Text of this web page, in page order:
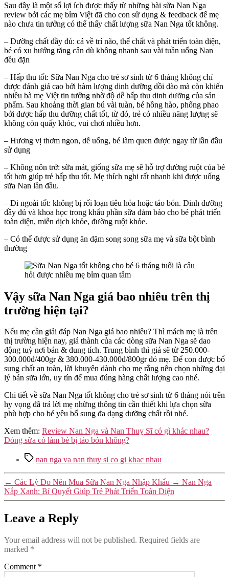
Sau đây là một số lợi ích được thấy từ những bài sữa Nan Nga
review bởi các mẹ bỉm Việt đã cho con sử dụng & feedback để mẹ
nào chưa tin tưởng có thể thấy chất lượng sữa Nan Nga tốt không.
– Dưỡng chất đầy đủ: cả về trí não, thể chất và phát triển toàn diện,
bé có xu hướng tăng cân dù không nhanh sau vài tuần uống Nan
đều đặn
– Hấp thu tốt: Sữa Nan Nga cho trẻ sơ sinh từ 6 tháng không chỉ
được đánh giá cao bởi hàm lượng dinh dưỡng dồi dào mà còn khiến
nhiều bà mẹ Việt tin tưởng nhờ độ dễ hấp thu dinh dưỡng của sản
phẩm. Sau khoảng thời gian bú vài tuàn, bé hồng hào, phổng phao
bởi được hấp thu dưỡng chất tốt, từ đó, trẻ có nhiều năng lượng sẽ
không còn quấy khóc, vui chơi nhiều hơn.
– Hương vị thơm ngon, dễ uống, bé làm quen được ngay từ lần đầu
sử dụng
– Không nôn trớ: sữa mát, giống sữa mẹ sẽ hỗ trợ đường ruột của bé
tốt hơn giúp trẻ hấp thu tốt. Mẹ thích nghi rất nhanh khi được uống
sữa Nan lần đầu.
– Đi ngoài tốt: không bị rối loạn tiêu hóa hoặc táo bón. Dinh dưỡng
đầy đủ và khoa học trong khẩu phần sữa đảm bảo cho bé phát triển
toàn diện, miễn dịch khỏe, đường ruột khỏe.
– Có thể được sử dụng ăn dặm song song sữa mẹ và sữa bột bình
thường
Vậy sữa Nan Nga giá bao nhiêu trên thị
trường hiện tại?
Nếu mẹ cần giải đáp Nan Nga giá bao nhiêu? Thì mách mẹ là trên
thị trường hiện nay, giá thành của các dòng sữa Nan Nga sẽ dao
động tuỳ nơi bán & dung tích. Trung bình thì giá sẽ từ 250.000-
300.000đ/400gr & 380.000-430.000đ/800gr đó mẹ. Để con được bổ
sung chất an toàn, lời khuyên dành cho mẹ rằng nên chọn những đại
lý bán sữa lớn, uy tín để mua đúng hàng chất lượng cao nhé.
Chi tiết về sữa Nan Nga tốt không cho trẻ sơ sinh từ 6 tháng nói trên
hy vọng đã trả lời mẹ những thông tin cần thiết khi lựa chọn sữa
phù hợp cho bé yêu bổ sung đa dạng dưỡng chất rồi nhé.
Xem thêm: Review Nan Nga và Nan Thuỵ Sĩ có gì khác nhau?
Dòng sữa có làm bé bị táo bón không?
Tagsnan nga va nan thuy si co gi khac nhau
← Các Lý Do Nên Mua Sữa Nan Nga Nhập Khẩu → Nan Nga
Nắp Xanh: Bí Quyết Giúp Trẻ Phát Triển Toàn Diện
Leave a Reply
Your email address will not be published. Required fields are
marked *
Comment *